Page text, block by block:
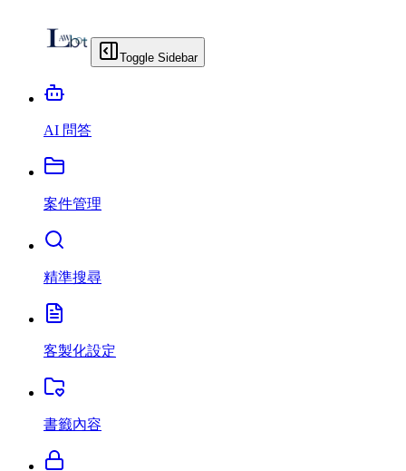
Toggle Sidebar
AI 問答
案件管理
精準搜尋
客製化設定
書籤內容